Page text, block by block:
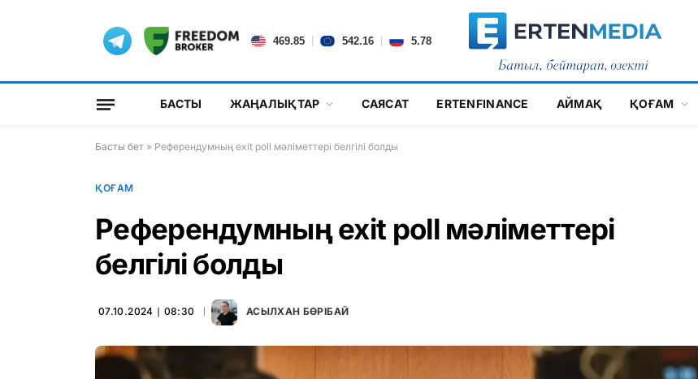
469.85 542.16 5.78
БАСТЫ ЖАҢАЛЫҚТАР САЯСАТ ERTENFINANCE АЙМАҚ ҚОҒАМ
Басты бет » Референдумның exit poll мәліметтері белгілі болды
ҚОҒАМ
Референдумның exit poll мәліметтері
белгілі болды
07.10.2024 ∣ 08:30 АСЫЛХАН БӨРІБАЙ